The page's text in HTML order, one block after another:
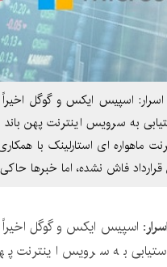
فاش نشده، اما خبرها